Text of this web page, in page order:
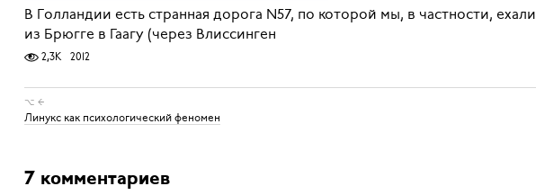
В Голландии есть странная дорога N57, по которой мы, в частности, ехали
из Брюгге в Гаагу (через Влиссинген
2,3K 2012
⌥ ←
Линукс как психологический феномен
7 комментариев